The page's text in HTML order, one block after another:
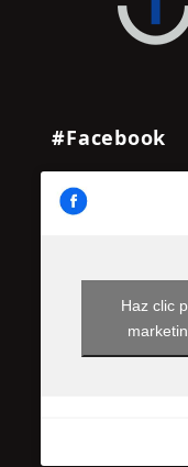
#Facebook
Haz clic